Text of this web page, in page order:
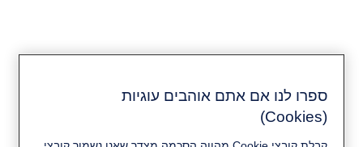
מערכת בקרת כניסה חכמה
ספרו לנו אם אתם אוהבים עוגיות
(Cookies)